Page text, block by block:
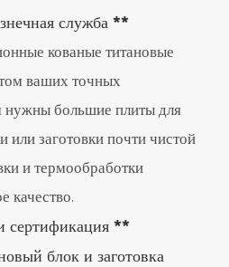
служба **
кованые титановые
ваших точных
нужны большие плиты для
или заготовки почти чистой
и термообработки
качество.
сертификация **
блок и заготовка